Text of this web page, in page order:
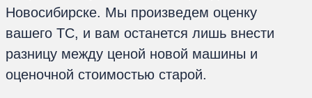
Новосибирске. Мы произведем оценку
вашего ТС, и вам останется лишь внести
разницу между ценой новой машины и
оценочной стоимостью старой.